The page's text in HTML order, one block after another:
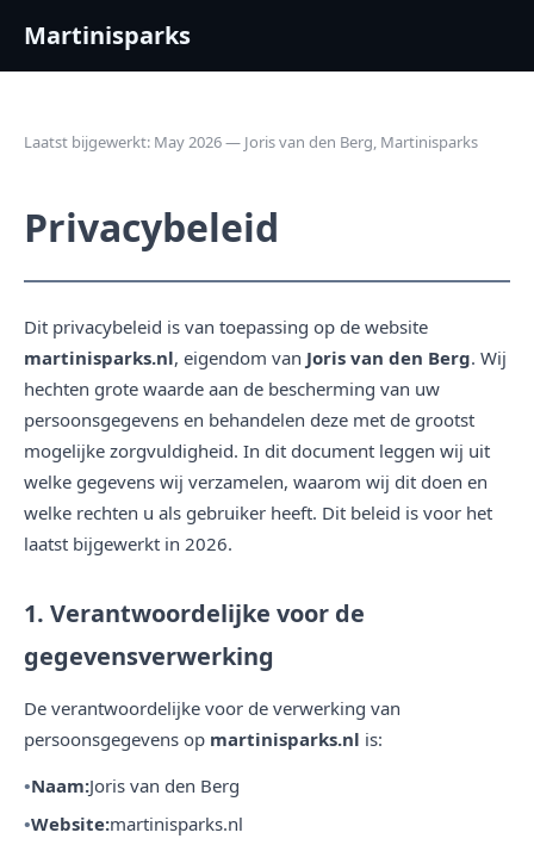
Martinisparks
Laatst bijgewerkt: May 2026 — Joris van den Berg, Martinisparks
Privacybeleid
Dit privacybeleid is van toepassing op de website
martinisparks.nl, eigendom van Joris van den Berg. Wij
hechten grote waarde aan de bescherming van uw
persoonsgegevens en behandelen deze met de grootst
mogelijke zorgvuldigheid. In dit document leggen wij uit
welke gegevens wij verzamelen, waarom wij dit doen en
welke rechten u als gebruiker heeft. Dit beleid is voor het
laatst bijgewerkt in 2026.
1. Verantwoordelijke voor de
gegevensverwerking
De verantwoordelijke voor de verwerking van
persoonsgegevens op martinisparks.nl is:
Naam:Joris van den Berg
Website:martinisparks.nl